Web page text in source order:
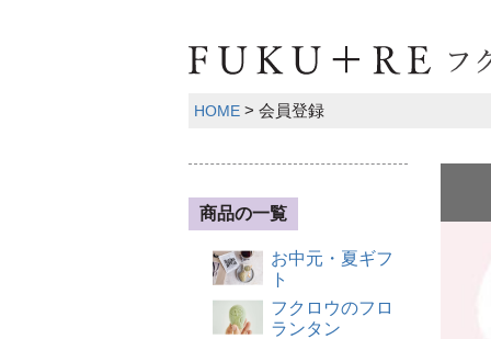
HOME 会員登録
商品の一覧
お中元・夏ギフ
ト
フクロウのフロ
ランタン